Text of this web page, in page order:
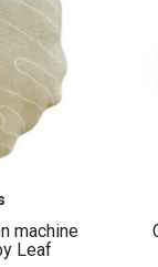
machine
Leaf